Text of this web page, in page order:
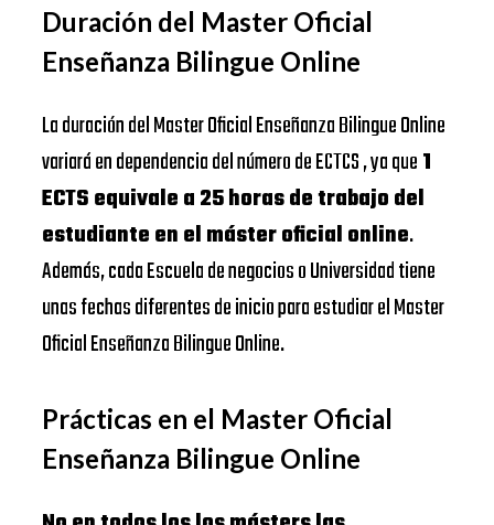
Duración del Master Oficial
Enseñanza Bilingue Online
La duración del Master Oficial Enseñanza Bilingue Online
variará en dependencia del número de ECTCS , ya que1
ECTS equivale a 25 horas de trabajo del
estudiante en el máster oficial online.
Además, cada Escuela de negocios o Universidad tiene
unas fechas diferentes de inicio para estudiar el Master
Oficial Enseñanza Bilingue Online.
Prácticas en el Master Oficial
Enseñanza Bilingue Online